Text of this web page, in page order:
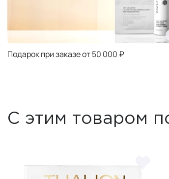
Подарок при заказе от 50 000 ₽
С этим товаром